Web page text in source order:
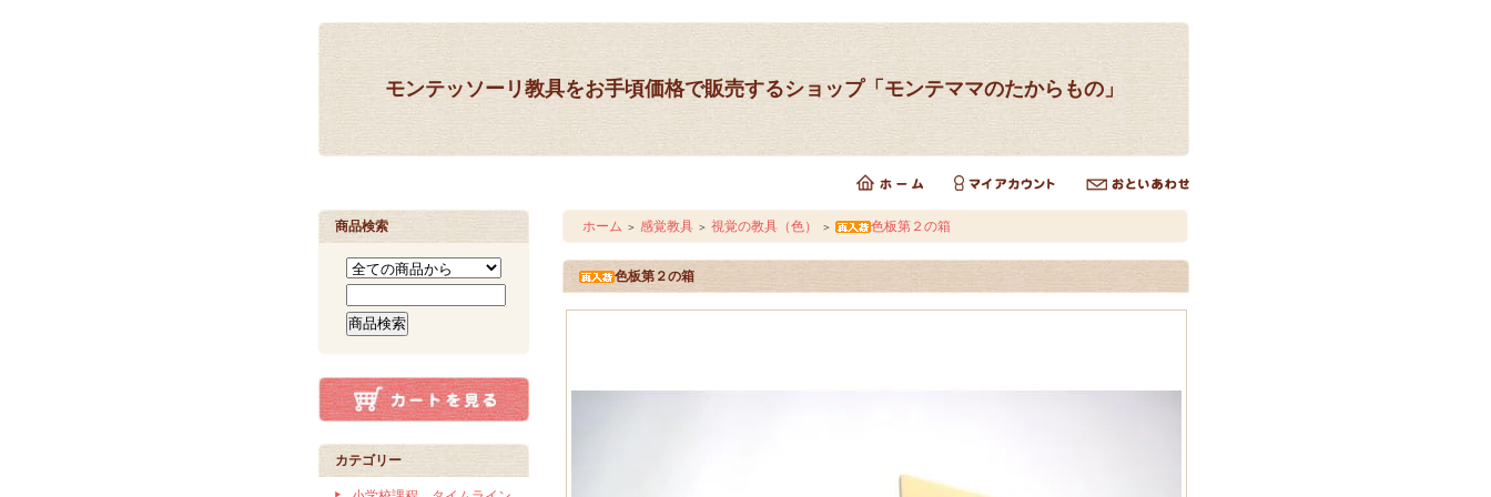
モンテッソーリ教具をお手頃価格で販売するショップ「モンテママのたからもの」
商品検索
カテゴリー
ホーム ＞ 感覚教具 ＞ 視覚の教具（色） ＞ 色板第２の箱
色板第２の箱